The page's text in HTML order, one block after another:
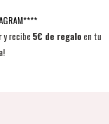
y recibe 5€ de regalo en tu